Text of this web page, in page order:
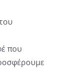
που